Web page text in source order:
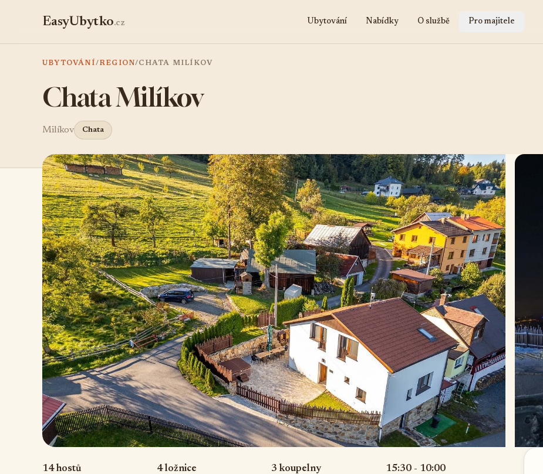
EasyUbytko.cz Ubytování Nabídky O službě Pro majitele
UBYTOVÁNÍ/REGION/CHATA MILÍKOV
Chata Milíkov
Milíkov Chata
14 hostů 4 ložnice 3 koupelny 15:30 - 10:00